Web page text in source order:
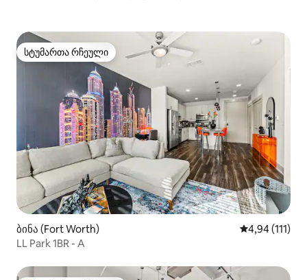
სტუმართა რჩეული
სტუმართა რჩეული
ბინა (Fort Worth) საშუალო
4,94 (111)
LL Park 1BR - A